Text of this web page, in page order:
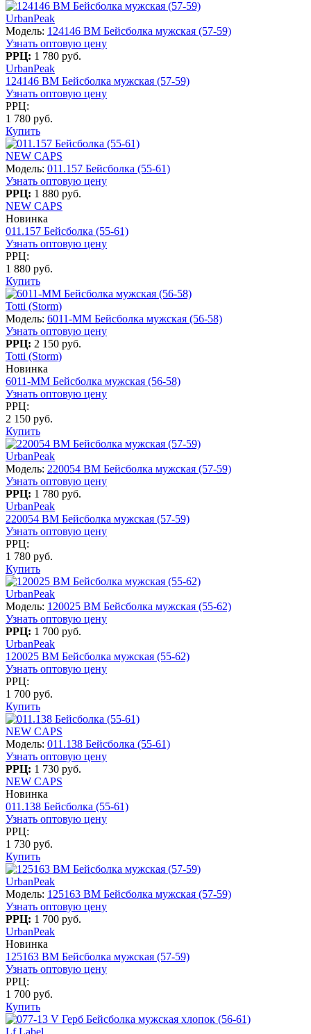
UrbanPeak
Модель: 124146 BM Бейсболка мужская (57-59)
Узнать оптовую цену
РРЦ: 1 780 руб.
UrbanPeak
124146 BM Бейсболка мужская (57-59)
Узнать оптовую цену
РРЦ:
1 780 руб.
Купить
NEW CAPS
Модель: 011.157 Бейсболка (55-61)
Узнать оптовую цену
РРЦ: 1 880 руб.
NEW CAPS
Новинка
011.157 Бейсболка (55-61)
Узнать оптовую цену
РРЦ:
1 880 руб.
Купить
Totti (Storm)
Модель: 6011-MM Бейсболка мужская (56-58)
Узнать оптовую цену
РРЦ: 2 150 руб.
Totti (Storm)
Новинка
6011-MM Бейсболка мужская (56-58)
Узнать оптовую цену
РРЦ:
2 150 руб.
Купить
UrbanPeak
Модель: 220054 BM Бейсболка мужская (57-59)
Узнать оптовую цену
РРЦ: 1 780 руб.
UrbanPeak
220054 BM Бейсболка мужская (57-59)
Узнать оптовую цену
РРЦ:
1 780 руб.
Купить
UrbanPeak
Модель: 120025 BM Бейсболка мужская (55-62)
Узнать оптовую цену
РРЦ: 1 700 руб.
UrbanPeak
120025 BM Бейсболка мужская (55-62)
Узнать оптовую цену
РРЦ:
1 700 руб.
Купить
NEW CAPS
Модель: 011.138 Бейсболка (55-61)
Узнать оптовую цену
РРЦ: 1 730 руб.
NEW CAPS
Новинка
011.138 Бейсболка (55-61)
Узнать оптовую цену
РРЦ:
1 730 руб.
Купить
UrbanPeak
Модель: 125163 BM Бейсболка мужская (57-59)
Узнать оптовую цену
РРЦ: 1 700 руб.
UrbanPeak
Новинка
125163 BM Бейсболка мужская (57-59)
Узнать оптовую цену
РРЦ:
1 700 руб.
Купить
Lf Label